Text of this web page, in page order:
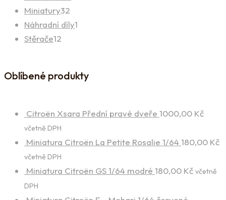
Miniatury32
produktů
Náhradní díly1
Stěrače12
Oblíbené produkty
Citroën Xsara Přední pravé dveře 1000,00 Kč
včetně DPH
Miniatura Citroën La Petite Rosalie 1/64180,00 Kč
včetně DPH
Miniatura Citroën GS 1/64 modré 180,00 Kč včetně
DPH